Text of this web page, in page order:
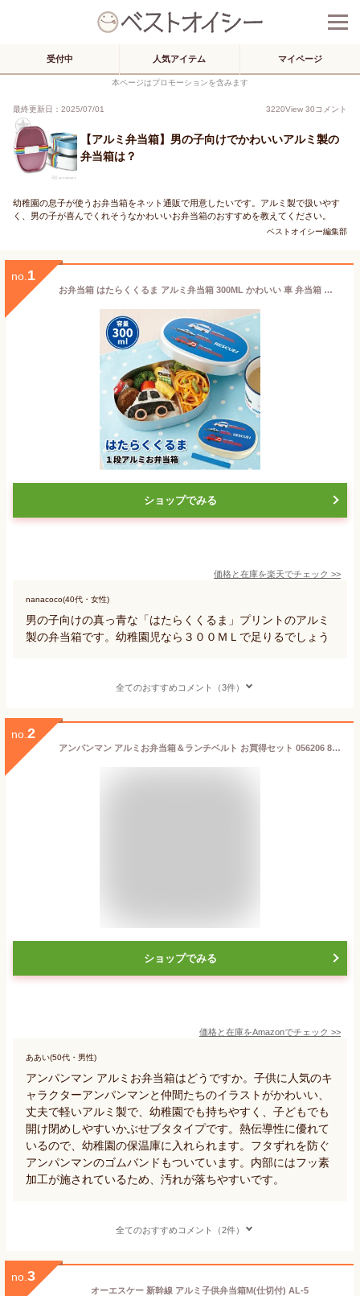
受付中 人気アイテム マイページ
本ページはプロモーションを含みます
最終更新日：2025/07/01 3220View 30コメント
【アルミ弁当箱】男の子向けでかわいいアルミ製の
弁当箱は？
幼稚園の息子が使うお弁当箱をネット通販で用意したいです。アルミ製で扱いやす
く、男の子が喜んでくれそうなかわいいお弁当箱のおすすめを教えてください。
ベストオイシー編集部
no. 1
お弁当箱 はたらくくるま アルミ弁当箱 300ML かわいい 車 弁当箱 小さい 子供 幼稚園 園児 男子 保育園 幼児 男の子 通園 遠足 乗り物 キッズ ランチボックス
ショップでみる
価格と在庫を楽天でチェック >>
nanacoco(40代・女性)
男の子向けの真っ青な「はたらくくるま」プリントのアルミ
製の弁当箱です。幼稚園児なら３００ＭＬで足りるでしょう
全てのおすすめコメント（3件）
no. 2
アンパンマン アルミお弁当箱＆ランチベルト お買得セット 056206 872400
ショップでみる
価格と在庫をAmazonでチェック >>
ああい(50代・男性)
アンパンマン アルミお弁当箱はどうですか。子供に人気のキ
ャラクターアンパンマンと仲間たちのイラストがかわいい、
丈夫で軽いアルミ製で、幼稚園でも持ちやすく、子どもでも
開け閉めしやすいかぶせブタタイプです。熱伝導性に優れて
いるので、幼稚園の保温庫に入れられます。フタずれを防ぐ
アンパンマンのゴムバンドもついています。内部にはフッ素
加工が施されているため、汚れが落ちやすいです。
全てのおすすめコメント（2件）
no. 3
オーエスケー 新幹線 アルミ子供弁当箱M(仕切付) AL-5